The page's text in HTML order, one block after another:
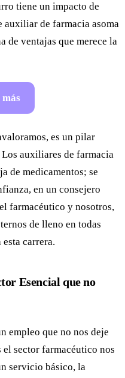
tiene un impacto de
auxiliar de farmacia asoma
de ventajas que merece la
es un pilar
auxiliares de farmacia
de medicamentos; se
en un consejero
farmacéutico y nosotros,
de lleno en todas
esta carrera.
Esencial que no
empleo que no nos deje
el sector farmacéutico nos
servicio básico, la